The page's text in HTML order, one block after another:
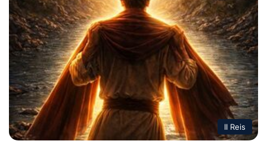
II Reis